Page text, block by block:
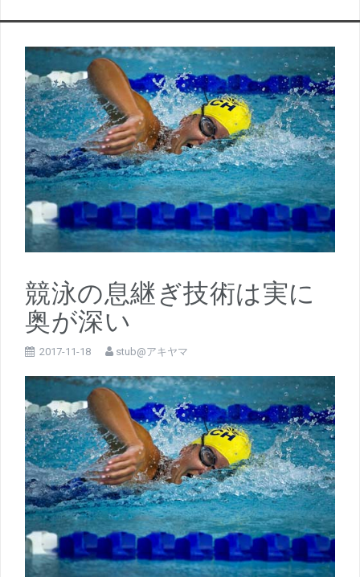
競泳の息継ぎ技術は実に
奥が深い
2017-11-18 stub@アキヤマ